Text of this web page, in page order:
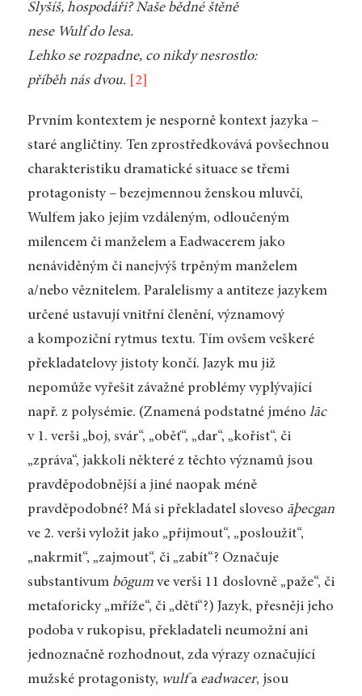
Slyšíš, hospodáři? Naše bědné štěně
nese Wulf do lesa.
Lehko se rozpadne, co nikdy nesrostlo:
příběh nás dvou.
[2]
Prvním kontextem je nesporně kontext jazyka –
staré angličtiny. Ten zprostředkovává povšechnou
charakteristiku dramatické situace se třemi
protagonisty – bezejmennou ženskou mluvčí,
Wulfem jako jejím vzdáleným, odloučeným
milencem či manželem a Eadwacerem jako
nenáviděným či nanejvýš trpěným manželem
a/nebo věznitelem. Paralelismy a antiteze jazykem
určené ustavují vnitřní členění, významový
a kompoziční rytmus textu. Tím ovšem veškeré
překladatelovy jistoty končí. Jazyk mu již
nepomůže vyřešit závažné problémy vyplývající
např. z polysémie. (Znamená podstatné jméno lāc
v 1. verši „boj, svár“, „oběť“, „dar“, „kořist“, či
„zpráva“, jakkoli některé z těchto významů jsou
pravděpodobnější a jiné naopak méně
pravděpodobné? Má si překladatel sloveso āþecgan
ve 2. verši vyložit jako „přijmout“, „posloužit“,
„nakrmit“, „zajmout“, či „zabít“? Označuje
substantivum bōgumve verši 11 doslovně „paže“, či
metaforicky „mříže“, či „děti“?) Jazyk, přesněji jeho
podoba v rukopisu, překladateli neumožní ani
jednoznačně rozhodnout, zda výrazy označující
mužské protagonisty, wulfa eadwacer, jsou